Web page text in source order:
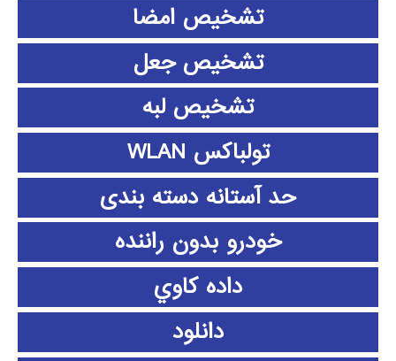
تشخیص امضا
تشخیص جعل
تشخیص لبه
تولباکس WLAN
حد آستانه دسته بندی
خودرو بدون راننده
داده كاوي
دانلود